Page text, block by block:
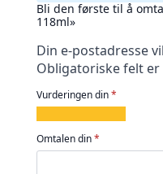
Bli den første til å
118ml»
Din e-postadresse
Obligatoriske felt
Vurderingen din*
av
5
av
5
av
5
av
5 5
Omtalen din*